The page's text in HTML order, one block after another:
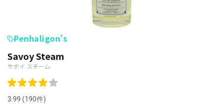
Penhaligon’s
Savoy Steam
サボイ スチーム
3.99 (190件)